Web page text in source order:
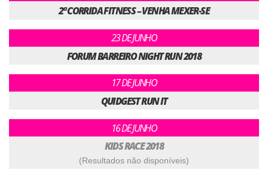
2ª CORRIDA FITNESS – VENHA MEXER-SE
23 DE JUNHO
FORUM BARREIRO NIGHT RUN 2018
17 DE JUNHO
QUIDGEST RUN IT
16 DE JUNHO
KIDS RACE 2018
(Resultados não disponíveis)